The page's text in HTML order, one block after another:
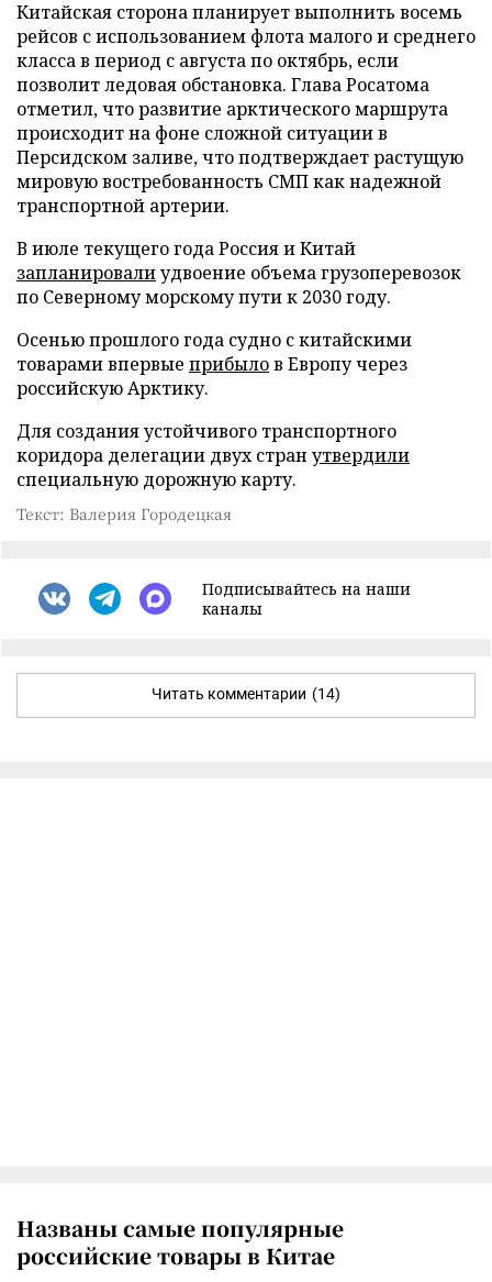
Китайская сторона планирует выполнить восемь
рейсов с использованием флота малого и среднего
класса в период с августа по октябрь, если
позволит ледовая обстановка. Глава Росатома
отметил, что развитие арктического маршрута
происходит на фоне сложной ситуации в
Персидском заливе, что подтверждает растущую
мировую востребованность СМП как надежной
транспортной артерии.
В июле текущего года Россия и Китай
запланировалиудвоение объема грузоперевозок
по Северному морскому пути к 2030 году.
Осенью прошлого года судно с китайскими
товарами впервые прибылов Европу через
российскую Арктику.
Для создания устойчивого транспортного
коридора делегации двух стран утвердили
специальную дорожную карту.
Текст: Валерия Городецкая
Подписывайтесь на наши
каналы
Читать комментарии (14)
Названы самые популярные
российские товары в Китае